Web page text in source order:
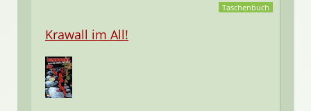
Taschenbuch
Krawall im All!